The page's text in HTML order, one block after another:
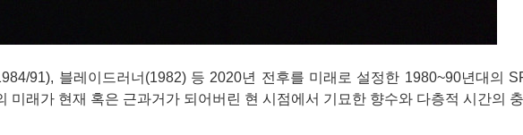
91), 블레이드러너(1982) 등 2020년 전후를 미래로 설정한 1980~90년대의
미래가 현재 혹은 근과거가 되어버린 현 시점에서 기묘한 향수와 다층적 시간의